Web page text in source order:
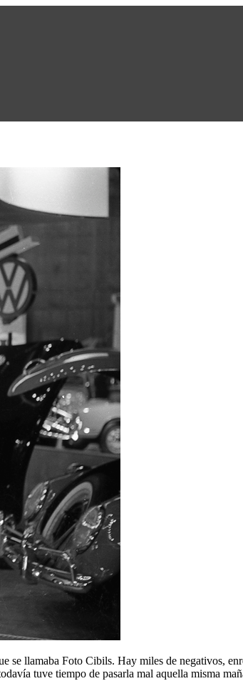
se llamaba Foto Cibils. Hay miles de negativos,
tuve tiempo de pasarla mal aquella misma